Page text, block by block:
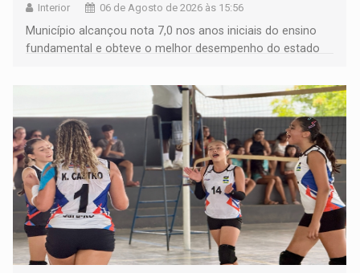
Interior 06 de Agosto de 2026 às 15:56
Município alcançou nota 7,0 nos anos iniciais do ensino
fundamental e obteve o melhor desempenho do estado